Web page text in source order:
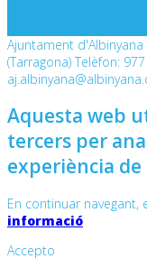
Ajuntament d'Albinyana
(Tarragona) Telèfon:
Aquesta web
tercers per
experiència de
En continuar
informació
Accepto